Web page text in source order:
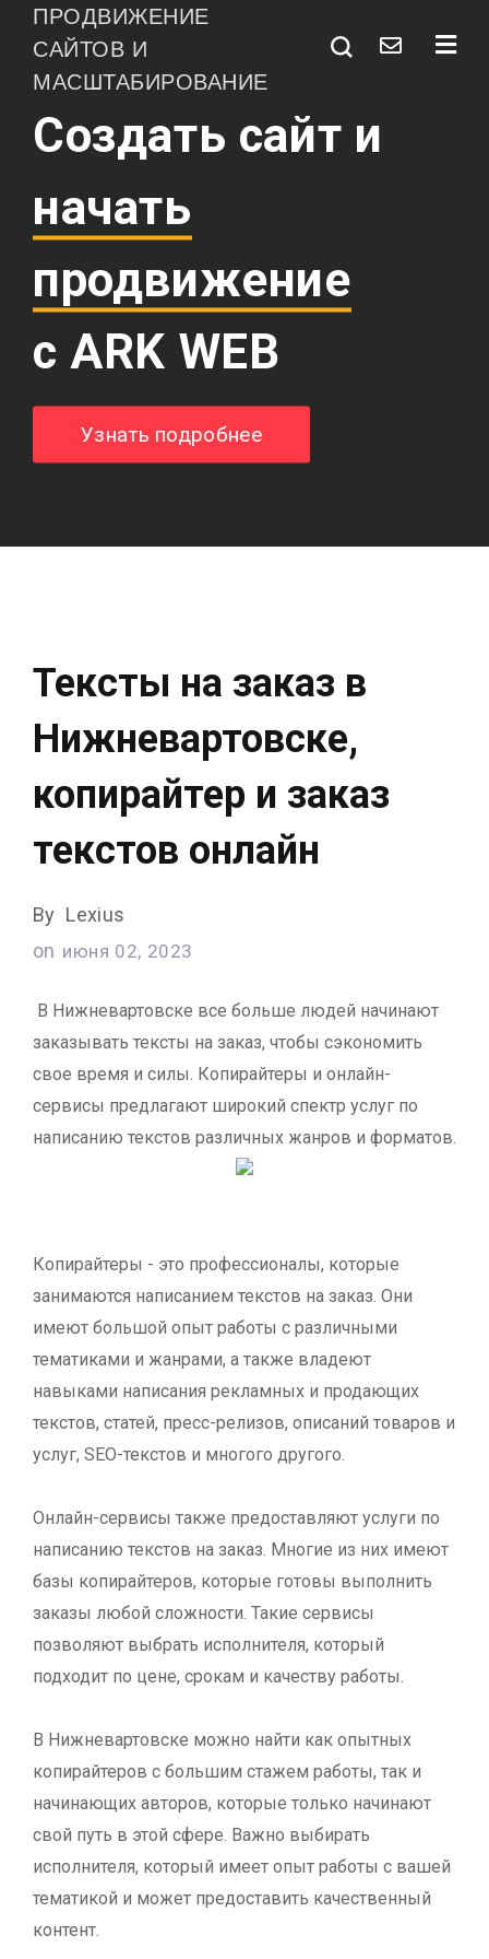
ПРОДВИЖЕНИЕ
САЙТОВ И
МАСШТАБИРОВАНИЕ
Создать сайт и
начать
продвижение
с ARK WEB
Узнать подробнее
Тексты на заказ в
Нижневартовске,
копирайтер и заказ
текстов онлайн
By Lexius
on июня 02, 2023
В Нижневартовске все больше людей начинают
заказывать тексты на заказ, чтобы сэкономить
свое время и силы. Копирайтеры и онлайн-
сервисы предлагают широкий спектр услуг по
написанию текстов различных жанров и форматов.
Копирайтеры - это профессионалы, которые
занимаются написанием текстов на заказ. Они
имеют большой опыт работы с различными
тематиками и жанрами, а также владеют
навыками написания рекламных и продающих
текстов, статей, пресс-релизов, описаний товаров и
услуг, SEO-текстов и многого другого.
Онлайн-сервисы также предоставляют услуги по
написанию текстов на заказ. Многие из них имеют
базы копирайтеров, которые готовы выполнить
заказы любой сложности. Такие сервисы
позволяют выбрать исполнителя, который
подходит по цене, срокам и качеству работы.
В Нижневартовске можно найти как опытных
копирайтеров с большим стажем работы, так и
начинающих авторов, которые только начинают
свой путь в этой сфере. Важно выбирать
исполнителя, который имеет опыт работы с вашей
тематикой и может предоставить качественный
контент.